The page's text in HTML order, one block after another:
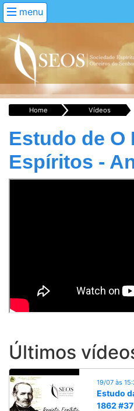
menu
Home Vídeos
Estudo de O
Espíritos -
Últimos
19/07 às
Estudo
1862 #37